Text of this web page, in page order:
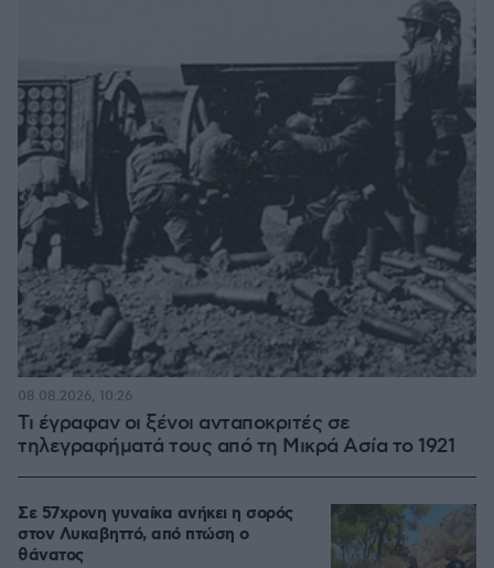
Τι έγραφαν οι ξένοι ανταποκριτές σε
τηλεγραφήματά τους από τη Μικρά Ασία το 1921
08.08.2026, 10:26
Σε 57χρονη γυναίκα ανήκει η σορός
στον Λυκαβηττό, από πτώση ο
θάνατος